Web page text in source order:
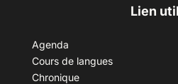
Lien
Agenda
Cours de langues
Chronique